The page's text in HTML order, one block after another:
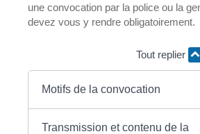
une convocation par la police ou la
devez vous y rendre obligatoirement.
Tout replier
Motifs de la convocation
Transmission et contenu de la